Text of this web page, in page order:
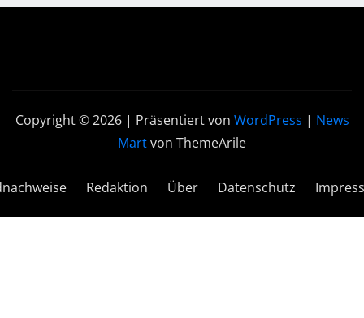
Copyright © 2026 | Präsentiert von WordPress | News
Martvon ThemeArile
Redaktion Über Datenschutz